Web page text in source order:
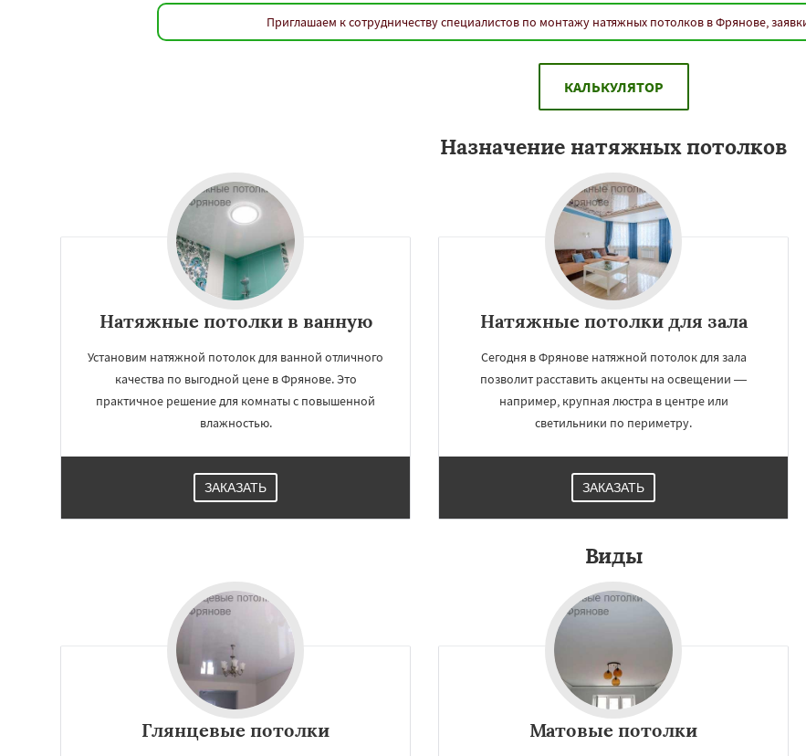
Приглашаем к сотрудничеству специалистов по монтажу натяжных потолков в Фрянове,
КАЛЬКУЛЯТОР
Назначение натяжных потолков
Натяжные потолки в ванную
Установим натяжной потолок для ванной отличного
качества по выгодной цене в Фрянове. Это
практичное решение для комнаты с повышенной
влажностью.
ЗАКАЗАТЬ
Натяжные потолки для зала
Сегодня в Фрянове натяжной потолок для зала
позволит расставить акценты на освещении —
например, крупная люстра в центре или
светильники по периметру.
ЗАКАЗАТЬ
Виды
Глянцевые потолки Матовые потолки